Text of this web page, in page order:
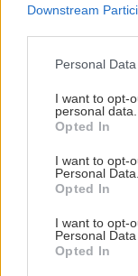
Downstream
Personal
I want to opt-
personal data.
Opted In
I want to opt-
Personal Data.
Opted In
I want to opt-
Personal
Opted In
πράξη
υπόχρεο, ενώ σε
εκδίδεται από
απόρριψης και
Ηράκλειο: Η
δεν φτάνει...
ΕΛ.ΑΣ: Σε
Έκτακτα μέτρα σε